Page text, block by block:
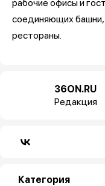
рабочие офисы и
соединяющих башни,
рестораны.
36ON.RU
Редакция
Категория